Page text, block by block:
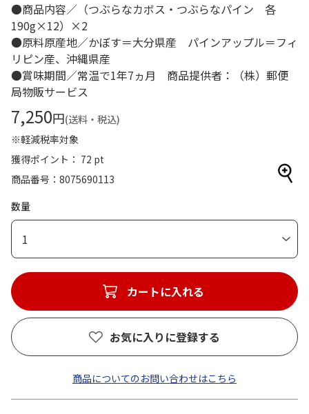
●商品内容／（つぶらなカボス・つぶらなパイン 各
190g×12）×2
●原料原産地／かぼす＝大分県産 パインアップル＝フィ
リピン産、沖縄県産
●賞味期間／常温で1年7ヵ月 商品提供者：（株）郵便
局物販サービス
7,250円(送料・税込)
※軽減税率対象
獲得ポイント： 72 pt
商品番号
8075690113
数量
1
カートに入れる
お気に入りに登録する
商品についてのお問い合わせはこちら